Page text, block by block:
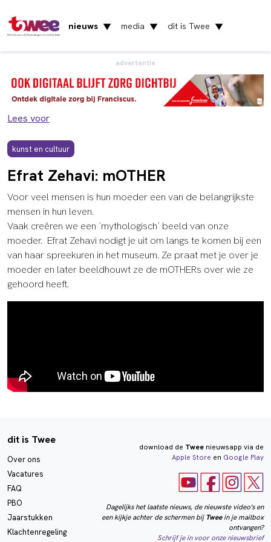
Het nieuws uit Vlaardingen en Schiedam
nieuws ▼ media ▼ dit is Twee ▼
advertentie
Lees voor
kunst en cultuur
Efrat Zehavi: mOTHER
Voor veel mensen is hun moeder een van de belangrijkste
mensen in hun leven.
Vaak creëren we een ´mythologisch´ beeld van onze
moeder. Efrat Zehavi nodigt je uit om langs te komen bij een
van haar spreekuren in het museum. Ze praat met je over je
moeder en later beeldhouwt ze de mOTHERs over wie ze
gehoord heeft.
dit is Twee
Over ons
Vacatures
FAQ
PBO
Jaarstukken
Klachtenregeling
download de Tweenieuwsapp via de
Apple Store en Google Play
Dagelijks het laatste nieuws, de nieuwste video's en
een kijkje achter de schermen bij Tweein je mailbox
ontvangen?
Schrijf je in voor onze nieuwsbrief